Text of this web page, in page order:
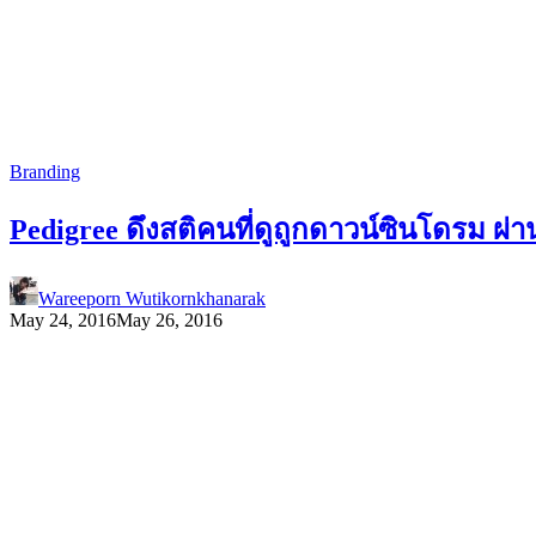
Branding
Pedigree ดึงสติคนที่ดูถูกดาวน์ซินโดรม ผ่
Wareeporn Wutikornkhanarak
May 24, 2016May 26, 2016